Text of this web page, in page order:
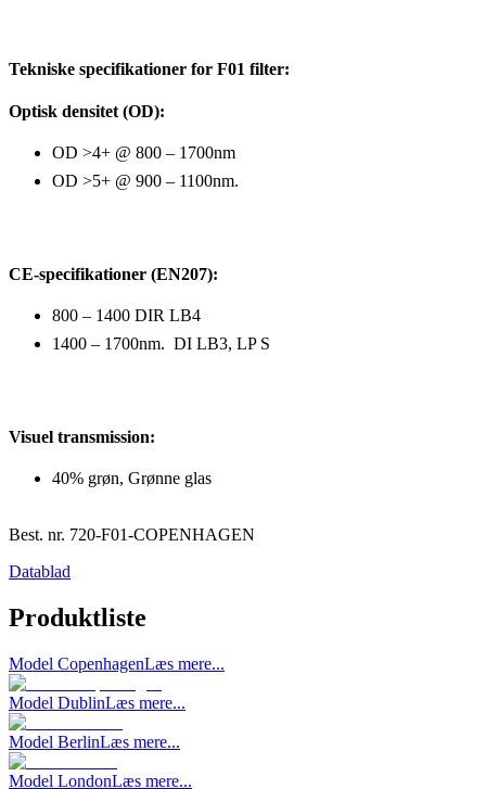
Tekniske specifikationer for F01 filter:
Optisk densitet (OD):
OD >4+ @ 800 – 1700nm
OD >5+ @ 900 – 1100nm.
CE-specifikationer (EN207):
800 – 1400 DIR LB4
1400 – 1700nm. DI LB3, LP S
Visuel transmission:
40% grøn, Grønne glas
Best. nr. 720-F01-COPENHAGEN
Datablad
Produktliste
Model CopenhagenLæs mere...
Model DublinLæs mere...
Model BerlinLæs mere...
Model LondonLæs mere...